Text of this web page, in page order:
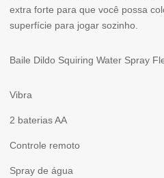
extra forte para que você possa
superfície para jogar sozinho.
Baile Dildo Squiring Water Spray
Vibra
2 baterias AA
Controle remoto
Spray de água